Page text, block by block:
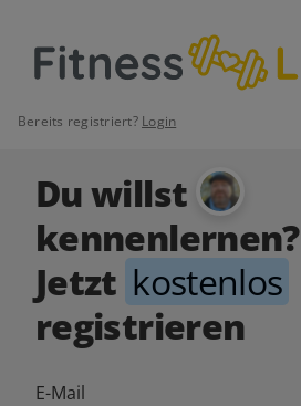
Bereits registriert? Login
Du willst
kennenlernen?
Jetzt kostenlos
registrieren
E-Mail